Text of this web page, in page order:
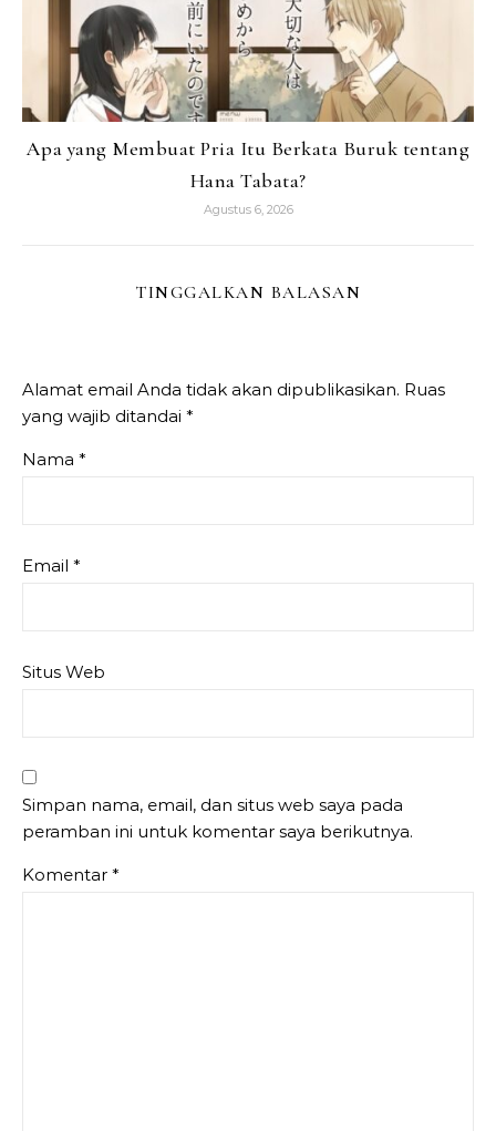
Apa yang Membuat Pria Itu Berkata Buruk tentang
Hana Tabata?
Agustus 6, 2026
TINGGALKAN BALASAN
Alamat email Anda tidak akan dipublikasikan. Ruas
yang wajib ditandai *
Nama *
Email *
Situs Web
Simpan nama, email, dan situs web saya pada
peramban ini untuk komentar saya berikutnya.
Komentar *